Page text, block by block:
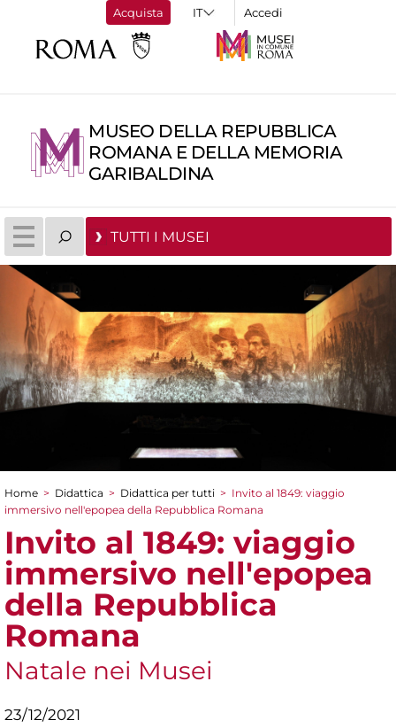
Acquista Accedi
MUSEO DELLA REPUBBLICA
ROMANA E DELLA MEMORIA
GARIBALDINA
TUTTI I MUSEI
Tu sei qui
Home > Didattica > Didattica per tutti > Invito al 1849: viaggio
immersivo nell'epopea della Repubblica Romana
Invito al 1849: viaggio
immersivo nell'epopea
della Repubblica
Romana
Natale nei Musei
23/12/2021